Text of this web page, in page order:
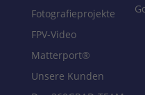
Fotografieprojekte
FPV-Video
Matterport®
Unsere Kunden